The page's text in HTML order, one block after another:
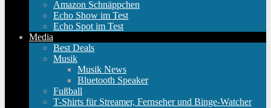
Amazon Schnäppchen
Echo Show im Test
Echo Spot im Test
Media
Best Deals
Musik
Musik News
Bluetooth Speaker
Fußball
T-Shirts für Streamer, Fernseher und Binge-Watcher